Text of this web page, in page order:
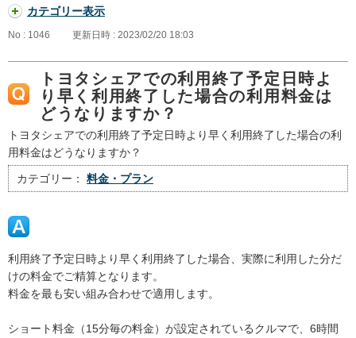
カテゴリー表示
No : 1046 更新日時 : 2023/02/20 18:03
トヨタシェアでの利用終了予定日時よ
り早く利用終了した場合の利用料金は
どうなりますか？
トヨタシェアでの利用終了予定日時より早く利用終了した場合の利
用料金はどうなりますか？
カテゴリー： 料金・プラン
利用終了予定日時より早く利用終了した場合、実際に利用した分だ
けの料金でご精算となります。
料金を最も安い組み合わせで適用します。
ショート料金（15分毎の料金）が設定されているクルマで、6時間